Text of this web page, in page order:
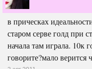
в прическах
старом серве голд при
начала там играла. 10к
говорите?мало верится